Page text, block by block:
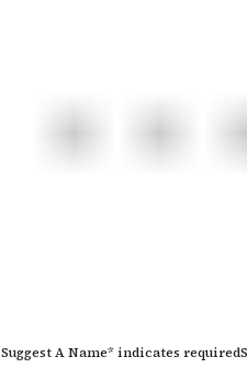
Suggest A Name* indicates